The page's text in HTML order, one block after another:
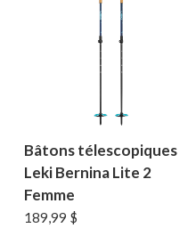
Bâtons télescopiques
Leki Bernina Lite 2
Femme
189,99 $